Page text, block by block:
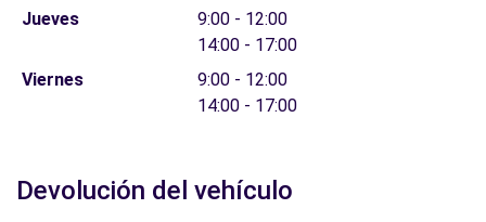
Jueves
9:00 - 12:00
14:00 - 17:00
Viernes
9:00 - 12:00
14:00 - 17:00
Devolución del vehículo